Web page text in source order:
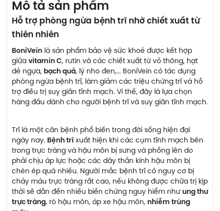
Mô tả sản phẩm
Hỗ trợ phòng ngừa bệnh trĩ nhờ chiết xuất từ
thiên nhiên
BoniVein là sản phẩm bảo vệ sức khoẻ được kết hợp
giữa vitamin C, rutin và các chiết xuất từ vỏ thông, hạt
dẻ ngựa, bạch quả, lý nho đen,... BoniVein có tác dụng
phòng ngừa bệnh trĩ, làm giảm các triệu chứng trĩ và hỗ
trợ điều trị suy giãn tĩnh mạch. Vì thế, đây là lựa chọn
hàng đầu dành cho người bệnh trĩ và suy giãn tĩnh mạch.
Trĩ là một căn bệnh phổ biến trong đời sống hiện đại
ngày nay. Bệnh trĩ xuất hiện khi các cụm tĩnh mạch bên
trong trực tràng và hậu môn bị sưng và phồng lên do
phải chịu áp lực hoặc các dây thần kinh hậu môn bị
chèn ép quá nhiều. Người mắc bệnh trĩ có nguy cơ bị
chảy máu trực tràng rất cao, nếu không được chữa trị kịp
thời sẽ dẫn đến nhiều biến chứng nguy hiểm như ung thư
trực tràng, rò hậu môn, áp xe hậu môn, nhiễm trùng